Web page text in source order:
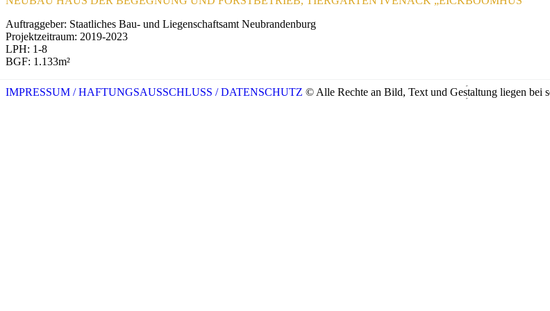
Auftraggeber: Staatliches Bau- und Liegenschaftsamt Neubrandenburg
Projektzeitraum: 2019-2023
LPH: 1-8
BGF: 1.133m²
IMPRESSUM / HAFTUNGSAUSSCHLUSS / DATENSCHUTZ © Alle Rechte an Bild, Text und Gestaltung liegen bei